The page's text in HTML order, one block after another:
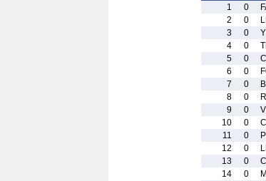
1
0
2
0
3
0
4
0
5
0
6
0
7
0
8
0
9
0
10
0
11
0
12
0
13
0
14
0